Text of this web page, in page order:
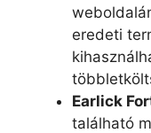
eredeti
Earlick
található